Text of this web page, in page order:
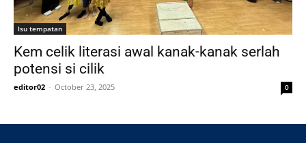
Isu tempatan
Kem celik literasi awal kanak-kanak serlah
potensi si cilik
editor02 - October 23, 2025 0